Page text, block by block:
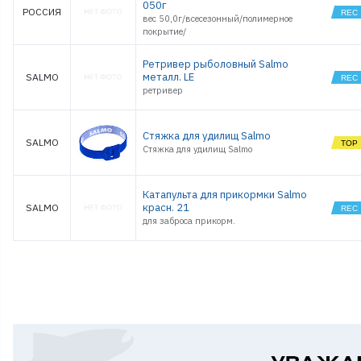
РОССИЯ 050г
вес 50,0г/всесезонный/полимерное
покрытие/
SALMO
Ретривер рыболовный Salmo
металл. LE
ретривер
SALMO Стяжка для удилищ Salmo
Стяжка для удилищ Salmo
SALMO
Катапульта для прикормки Salmo
красн. 21
для заброса прикорм.